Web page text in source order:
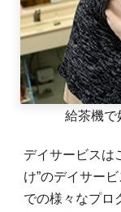
給茶機で
デイサービスは
け”のデイサー
での様々なプロ